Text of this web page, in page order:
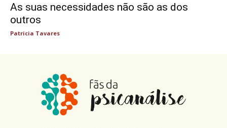
As suas necessidades não são as dos
outros
Patricia Tavares